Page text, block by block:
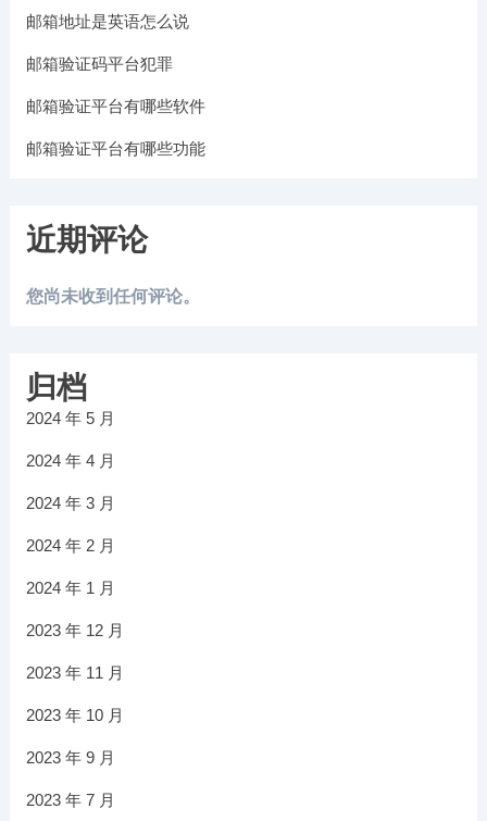
邮箱地址是英语怎么说
邮箱验证码平台犯罪
邮箱验证平台有哪些软件
邮箱验证平台有哪些功能
近期评论
您尚未收到任何评论。
归档
2024 年 5 月
2024 年 4 月
2024 年 3 月
2024 年 2 月
2024 年 1 月
2023 年 12 月
2023 年 11 月
2023 年 10 月
2023 年 9 月
2023 年 7 月